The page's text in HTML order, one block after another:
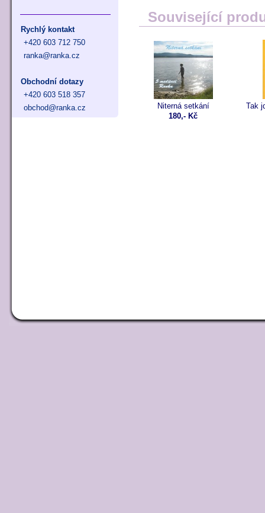
Rychlý kontakt
+420 603 712 750
ranka@ranka.cz
Obchodní dotazy
+420 603 518 357
obchod@ranka.cz
Související
Niterná setkání
180,- Kč
Tak